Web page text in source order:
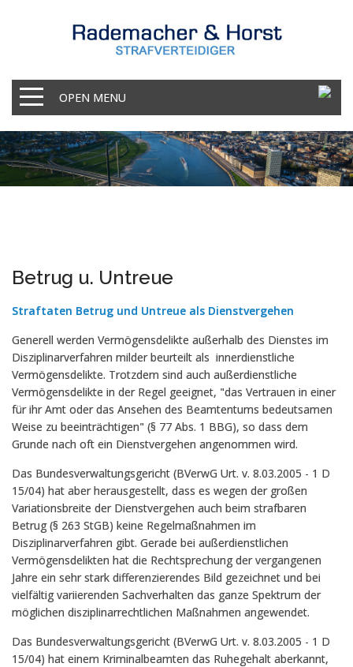
OPEN MENU
Betrug u. Untreue
Straftaten Betrug und Untreue als Dienstvergehen
Generell werden Vermögensdelikte außerhalb des Dienstes im
Disziplinarverfahren milder beurteilt als innerdienstliche
Vermögensdelikte. Trotzdem sind auch außerdienstliche
Vermögensdelikte in der Regel geeignet, "das Vertrauen in einer
für ihr Amt oder das Ansehen des Beamtentums bedeutsamen
Weise zu beeinträchtigen" (§ 77 Abs. 1 BBG), so dass dem
Grunde nach oft ein Dienstvergehen angenommen wird.
Das Bundesverwaltungsgericht (BVerwG Urt. v. 8.03.2005 - 1 D
15/04) hat aber herausgestellt, dass es wegen der großen
Variationsbreite der Dienstvergehen auch beim strafbaren
Betrug (§ 263 StGB) keine Regelmaßnahmen im
Disziplinarverfahren gibt. Gerade bei außerdienstlichen
Vermögensdelikten hat die Rechtsprechung der vergangenen
Jahre ein sehr stark differenzierendes Bild gezeichnet und bei
vielfältig variierenden Sachverhalten das ganze Spektrum der
möglichen disziplinarrechtlichen Maßnahmen angewendet.
Das Bundesverwaltungsgericht (BVerwG Urt. v. 8.03.2005 - 1 D
15/04) hat einem Kriminalbeamten das Ruhegehalt aberkannt,